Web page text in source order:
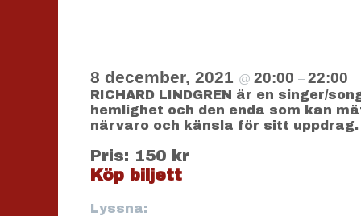
8 december, 2021 @ 20:00 – 22:00
RICHARD LINDGREN är en singer/
hemlighet och den enda som kan
närvaro och känsla för sitt uppdrag.
Pris: 150 kr
Köp biljett
Lyssna: